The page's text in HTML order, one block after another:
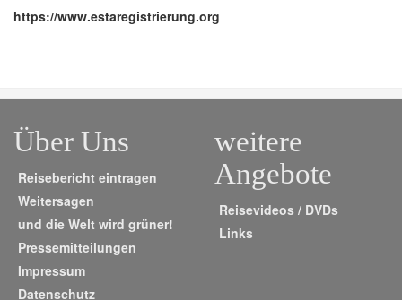
https://www.estaregistrierung.org
Über Uns
Reisebericht eintragen
Weitersagen
und die Welt wird grüner!
Pressemitteilungen
Impressum
Datenschutz
weitere
Angebote
Reisevideos / DVDs
Links